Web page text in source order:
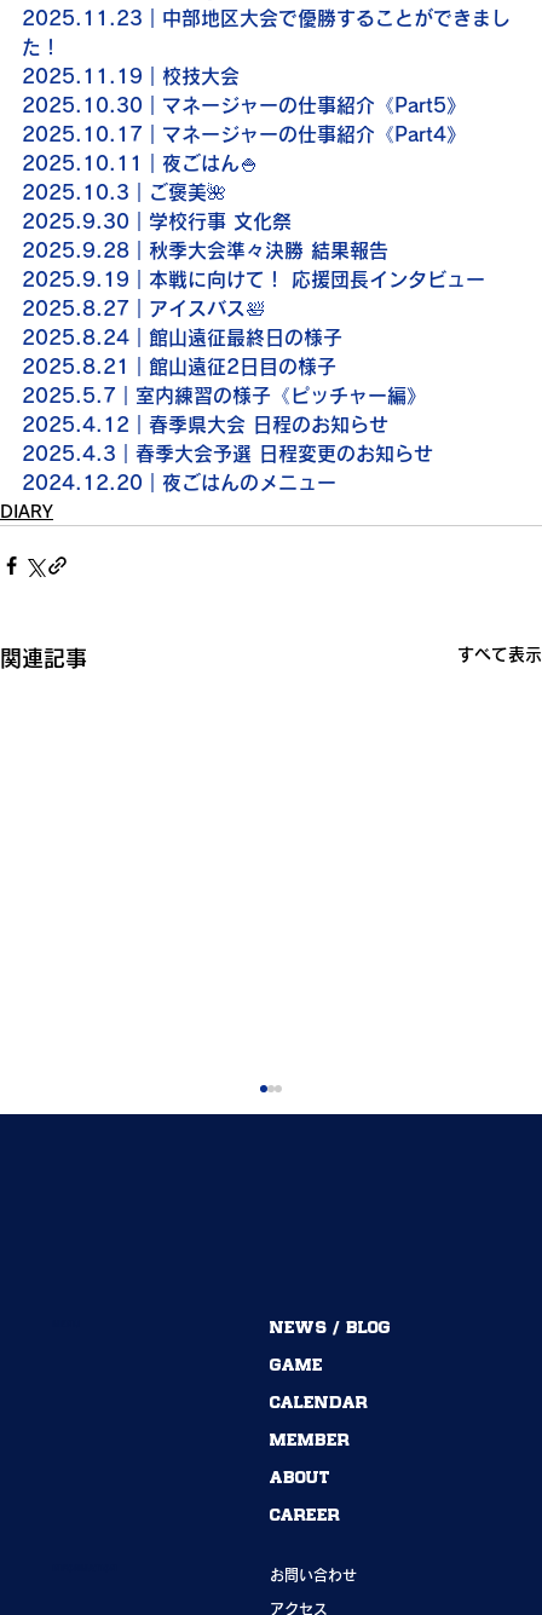
2025.11.23｜中部地区大会で優勝することができまし
た！
2025.11.19｜校技大会
2025.10.30｜マネージャーの仕事紹介《Part5》
2025.10.17｜マネージャーの仕事紹介《Part4》
2025.10.11｜夜ごはん🍚
2025.10.3｜ご褒美🌺
2025.9.30｜学校行事 文化祭
2025.9.28｜秋季大会準々決勝 結果報告
2025.9.19｜本戦に向けて！ 応援団長インタビュー
2025.8.27｜アイスバス🛀
2025.8.24｜館山遠征最終日の様子
2025.8.21｜館山遠征2日目の様子
2025.5.7｜室内練習の様子《ピッチャー編》
2025.4.12｜春季県大会 日程のお知らせ
2025.4.3｜春季大会予選 日程変更のお知らせ
2024.12.20｜夜ごはんのメニュー
DIARY
関連記事 すべて表示
54期→55期｜ありがとうございました！
お問い合わせ
アクセス
NEWS / BLOG
GAME
CALENDAR
MEMBER
ABOUT
CAREER